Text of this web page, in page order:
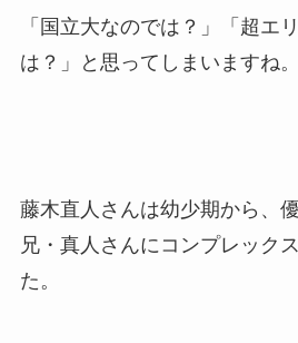
「国立大なのでは？」「超エ
は？」と思ってしまいますね。
藤木直人さんは幼少期から、
兄・真人さんにコンプレック
た。